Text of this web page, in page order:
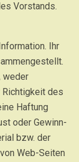
Vorstands.
Ihr
weder
des
Haftung
oder Gewinn-
bzw. der
Web-Seiten